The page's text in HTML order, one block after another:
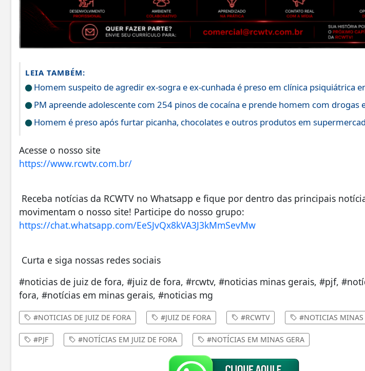
LEIA TAMBÉM:
Homem suspeito de agredir ex-sogra e ex-cunhada é preso em clínica psiquiátrica
PM apreende adolescente com 254 pinos de cocaína e prende homem com drogas
Homem é preso após furtar picanha, chocolates e outros produtos em
Acesse o nosso site
https://www.rcwtv.com.br/
Receba notícias da RCWTV no Whatsapp e fique por dentro das principais
movimentam o nosso site! Participe do nosso grupo:
https://chat.whatsapp.com/EeSJvQx8kVA3J3kMmSevMw
Curta e siga nossas redes sociais
#noticias de juiz de fora, #juiz de fora, #rcwtv, #noticias minas gerais, #pjf,
fora, #notícias em minas gerais, #noticias mg
#NOTICIAS DE JUIZ DE FORA #JUIZ DE FORA #RCWTV #NOTICIAS MINAS
#PJF #NOTÍCIAS EM JUIZ DE FORA #NOTÍCIAS EM MINAS GERA